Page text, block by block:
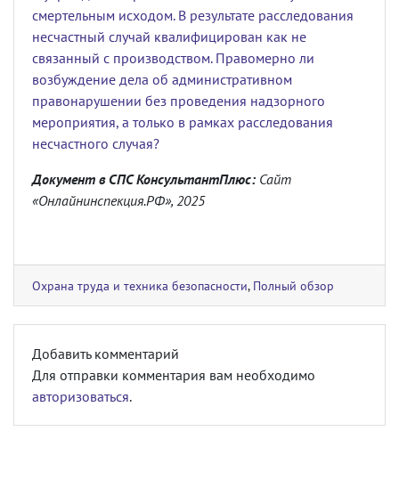
смертельным исходом. В результате расследования
несчастный случай квалифицирован как не
связанный с производством. Правомерно ли
возбуждение дела об административном
правонарушении без проведения надзорного
мероприятия, а только в рамках расследования
несчастного случая?
Документ в СПС КонсультантПлюс: Сайт
«Онлайнинспекция.РФ», 2025
Охрана труда и техника безопасности, Полный обзор
Добавить комментарий
Для отправки комментария вам необходимо
авторизоваться.